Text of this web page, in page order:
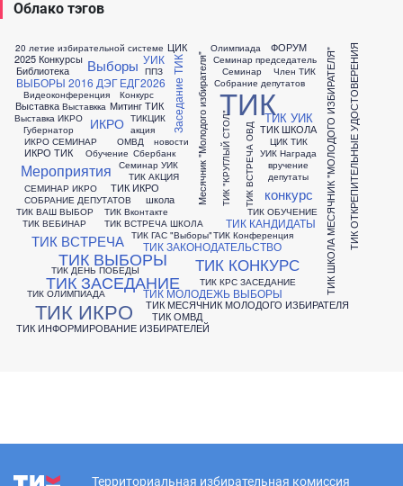
Облако тэгов
20 летие избирательной системе
2025 Конкурсы
Библиотека
ВЫБОРЫ 2016
Видеоконференция
Выборы
Выставка
Выставка ИКРО
Выставкка
Губернатор
ДЭГЕДГ2026 Заседание ТИК
ИКРО
ИКРО СЕМИНАР
ИКРО ТИК
Конкурс
Мероприятия Месячник "Молодого избирателя"
Митинг ТИК
ОМВД
Обучение
Олимпиада
ППЗ
СЕМИНАР ИКРО
СОБРАНИЕ ДЕПУТАТОВ
Сбербанк
Семинар
Семинар УИК
Семинар председатель
Собрание депутатов
ТИК
ТИК ИКРО ТИК ШКОЛА МЕСЯЧНИК "МОЛОДОГО ИЗБИРАТЕЛЯ"
ТИК "КРУГЛЫЙ СТОЛ"
ТИК АКЦИЯ
ТИК ВАШ ВЫБОР
ТИК ВЕБИНАР
ТИК ВСТРЕЧА
ТИК ВСТРЕЧА ОВД
ТИК ВСТРЕЧА ШКОЛА
ТИК ВЫБОРЫ
ТИК Вконтакте
ТИК ГАС "Выборы"
ТИК ДЕНЬ ПОБЕДЫ
ТИК ЗАКОНОДАТЕЛЬСТВО
ТИК ЗАСЕДАНИЕ
ТИК ИКРО
ТИК ИНФОРМИРОВАНИЕ ИЗБИРАТЕЛЕЙ
ТИК КАНДИДАТЫ
ТИК КОНКУРС
ТИК КРС ЗАСЕДАНИЕ
ТИК Конференция
ТИК МЕСЯЧНИК МОЛОДОГО ИЗБИРАТЕЛЯ
ТИК МОЛОДЕЖЬ ВЫБОРЫ
ТИК ОБУЧЕНИЕ
ТИК ОЛИМПИАДА
ТИК ОМВД
ТИК ОТКРЕПИТЕЛЬНЫЕ УДОСТОВЕРЕНИЯ
ТИК УИК
ТИК ШКОЛА
ТИКЦИК
УИК
УИК Награда
ФОРУМ
ЦИК
ЦИК ТИК
Член ТИК
акция
вручение
депутаты
конкурс
новости
школа
Территориальная избирательная комиссия